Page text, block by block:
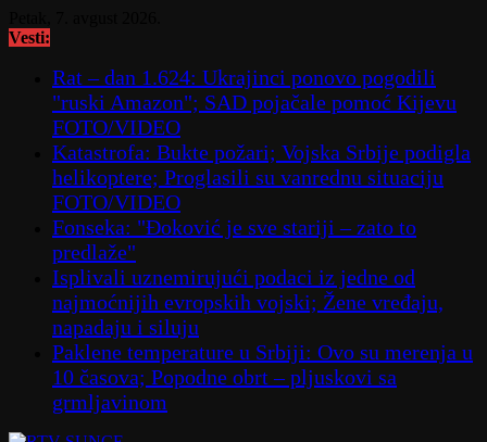
to
Vesti:
Rat – dan 1.624: Ukrajinci ponovo pogodili
"ruski Amazon"; SAD pojačale pomoć Kijevu
FOTO/VIDEO
Katastrofa: Bukte požari; Vojska Srbije podigla
helikoptere; Proglasili su vanrednu situaciju
FOTO/VIDEO
Fonseka: "Đoković je sve stariji – zato to
predlaže"
Isplivali uznemirujući podaci iz jedne od
najmoćnijih evropskih vojski; Žene vređaju,
napadaju i siluju
Paklene temperature u Srbiji: Ovo su merenja u
10 časova; Popodne obrt – pljuskovi sa
grmljavinom